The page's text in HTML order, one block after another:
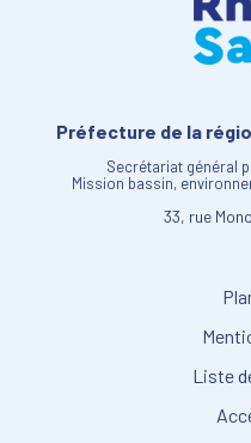
Préfecture de la
Secrétariat général
Mission bassin,
33, rue
Liste